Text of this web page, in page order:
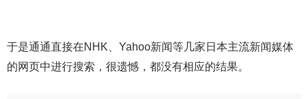
于是通通直接在NHK、Yahoo新闻等几家日本主流新闻媒体
的网页中进行搜索，很遗憾，都没有相应的结果。